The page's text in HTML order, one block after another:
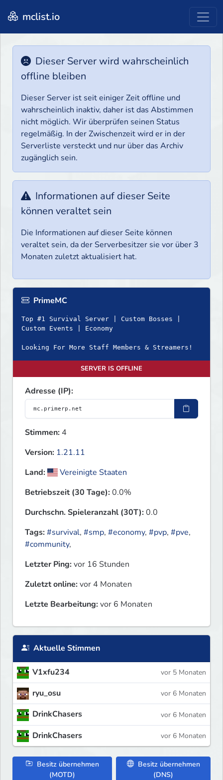
mclist.io
Dieser Server wird wahrscheinlich
offline bleiben
Dieser Server ist seit einiger Zeit offline und
wahrscheinlich inaktiv, daher ist das Abstimmen
nicht möglich. Wir überprüfen seinen Status
regelmäßig. In der Zwischenzeit wird er in der
Serverliste versteckt und nur über das Archiv
zugänglich sein.
Informationen auf dieser Seite
können veraltet sein
Die Informationen auf dieser Seite können
veraltet sein, da der Serverbesitzer sie vor über 3
Monaten zuletzt aktualisiert hat.
PrimeMC
Top #1 Survival Server | Custom Bosses |
Custom Events | Economy
Looking For More Staff Members & Streamers!
SERVER IS OFFLINE
Adresse (IP):
Stimmen: 4
Version: 1.21.11
Land:
Vereinigte Staaten
Betriebszeit (30 Tage):0.0%
Durchschn. Spieleranzahl (30T):0.0
Tags:#survival, #smp, #economy, #pvp, #pve,
#community,
Letzter Ping:vor 16 Stunden
Zuletzt online:vor 4 Monaten
Letzte Bearbeitung:vor 6 Monaten
Aktuelle Stimmen
V1xfu234 vor 5 Monaten
ryu_osu vor 6 Monaten
DrinkChasers vor 6 Monaten
DrinkChasers vor 6 Monaten
Besitz übernehmen
(MOTD)
Besitz übernehmen
(DNS)